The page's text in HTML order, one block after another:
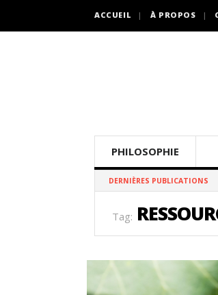
ACCUEIL À PROPOS
PHILOSOPHIE
DERNIÈRES PUBLICATIONS
Tag: